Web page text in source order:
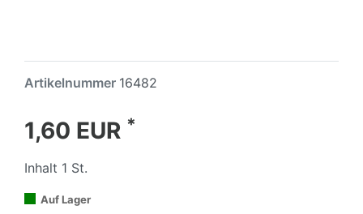
Artikelnummer 16482
1,60 EUR *
Inhalt 1 St.
Auf Lager